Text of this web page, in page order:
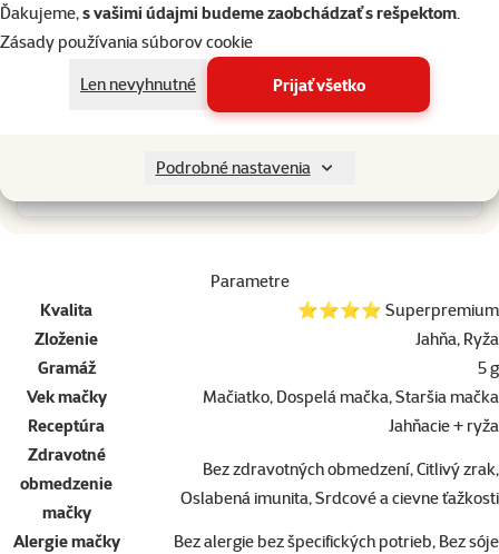
Ďakujeme,s vašimi údajmi budeme zaobchádzať s rešpektom.
Zásady používania súborov cookie
Len nevyhnutné
Prijať všetko
Podrobné nastavenia
Najčastejšie otázky
Koľko ryže tyčinka obsahuje?
Je farba tyčinky prírodná?
Parametre
Kvalita
⭐⭐⭐⭐ Superpremium
Zloženie
Jahňa, Ryža
Gramáž
5 g
Vek mačky
Mačiatko, Dospelá mačka, Staršia mačka
Receptúra
Jahňacie + ryža
Zdravotné
obmedzenie
mačky
Bez zdravotných obmedzení, Citlivý zrak,
Oslabená imunita, Srdcové a cievne ťažkosti
Alergie mačky
Bez alergie bez špecifických potrieb, Bez sóje